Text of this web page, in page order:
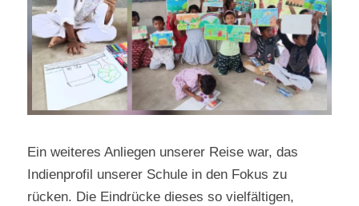
Ein weiteres Anliegen unserer Reise war, das
Indienprofil unserer Schule in den Fokus zu
rücken. Die Eindrücke dieses so vielfältigen,